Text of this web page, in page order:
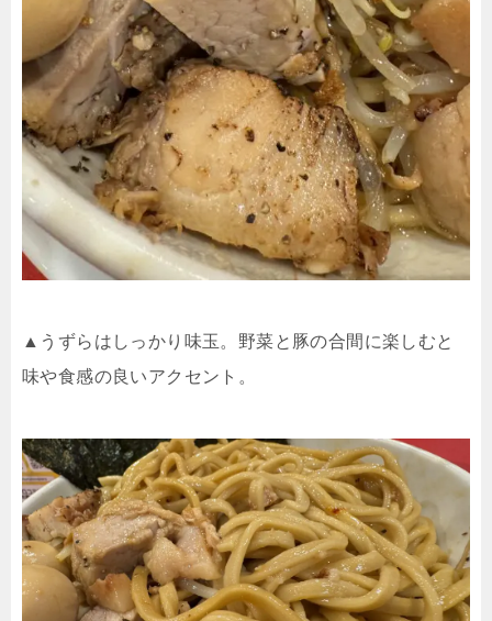
▲うずらはしっかり味玉。野菜と豚の合間に楽しむと
味や食感の良いアクセント。